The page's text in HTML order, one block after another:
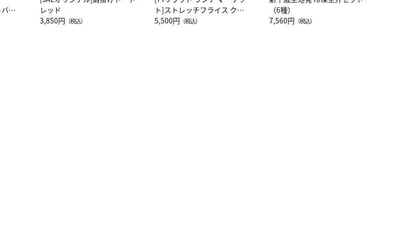
ッ
レッド
3,850円 （税込）
ト]ストレッチフライス クル
ーネック別注半袖Ｔシャツ
5,500円 （税込）
（6種）
7,560円 （税込）